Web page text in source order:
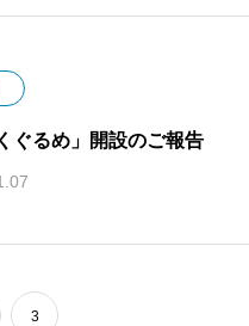
ぐるめ」開設のご報告
3